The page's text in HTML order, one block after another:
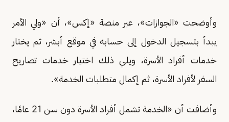
وأوضحت «الجوازات»، عبر منصة «إكس»، أن «ولي الأمر
يبدأ بتسجيل الدخول إلى حسابه في موقع أبشر، ثم يختار
خدمات أفراد الأسرة، ويلي ذلك اختيار خدمات تصاريح
السفر لأفراد الأسرة، ثم إكمال متطلبات الخدمة».
وأضافت أن «الخدمة تشمل أفراد الأسرة دون سن 21 عامًا،